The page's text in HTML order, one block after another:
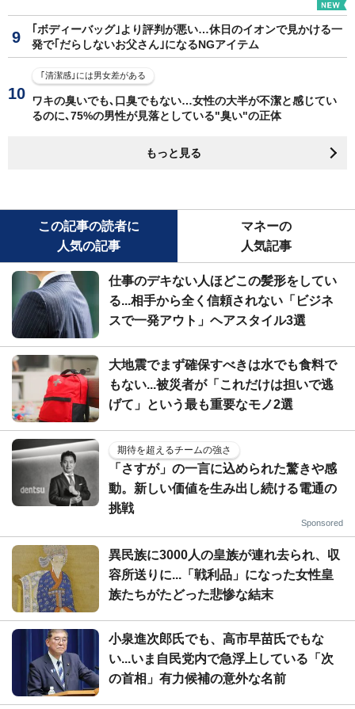
｢ボディーバッグ｣より評判が悪い…休日のイオンで見かける一
発で｢だらしないお父さん｣になるNGアイテム
｢清潔感｣には男女差がある
ワキの臭いでも､口臭でもない…女性の大半が不潔と感じてい
るのに､75%の男性が見落としている"臭い"の正体
もっと見る
この記事の読者に
人気の記事
マネーの
人気記事
仕事のデキない人ほどこの髪形をしてい
る...相手から全く信頼されない「ビジネ
スで一発アウト」ヘアスタイル3選
大地震でまず確保すべきは水でも食料で
もない...被災者が「これだけは担いで逃
げて」という最も重要なモノ2選
期待を超えるチームの強さ
「さすが」の一言に込められた驚きや感
動。新しい価値を生み出し続ける電通の
挑戦
Sponsored
異民族に3000人の皇族が連れ去られ、収
容所送りに...「戦利品」になった女性皇
族たちがたどった悲惨な結末
小泉進次郎氏でも、高市早苗氏でもな
い...いま自民党内で急浮上している「次
の首相」有力候補の意外な名前